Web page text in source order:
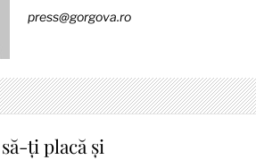
press@gorgova.ro
ți placă și